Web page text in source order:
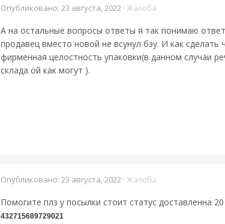
Опубликовано: 23 августа, 2022 · Жалоба
А на остальные вопросы ответы я так понимаю
продавец вместо новой не всунул бэу. И как
фирменная целостность упаковки(в данном случаи
склада ой как могут ).
Опубликовано: 23 августа, 2022 · Жалоба
Помогите плз у посылки стоит статус доставленна
432715689729021